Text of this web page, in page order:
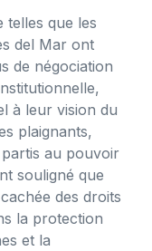
telles que les
del Mar ont
de négociation
à leur vision du
plaignants,
au pouvoir
souligné que
des droits
la protection
et la